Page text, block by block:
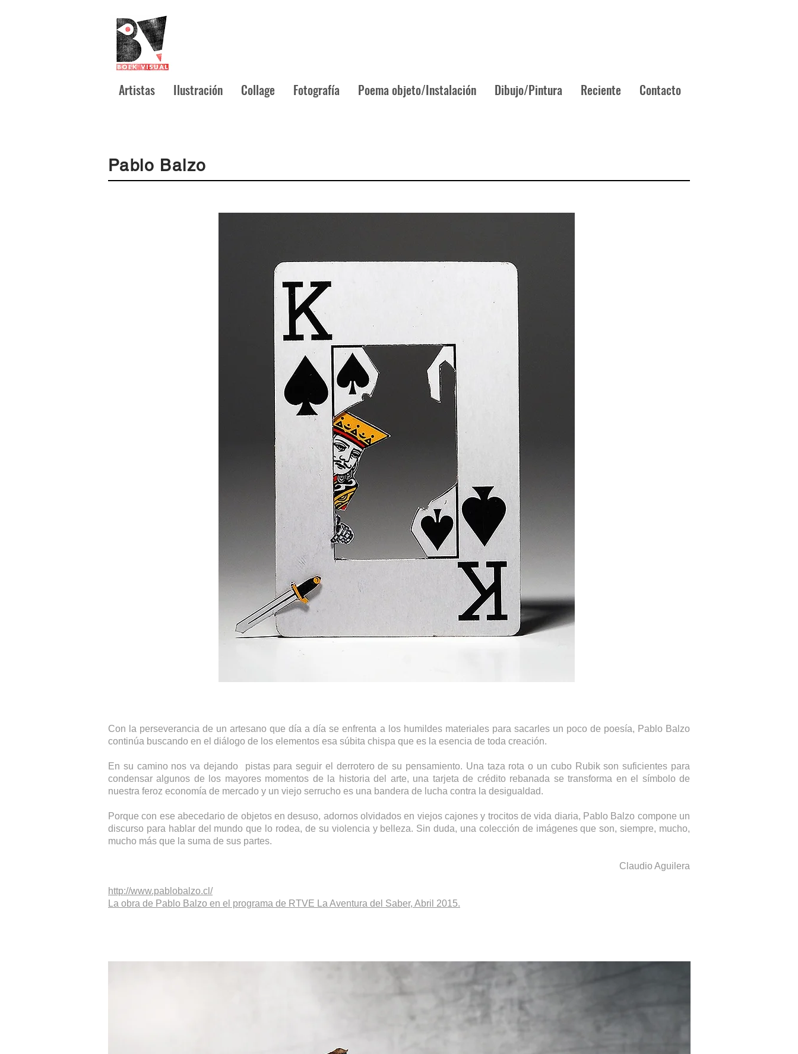
Artistas Ilustración Collage Fotografía Poema objeto/Instalación Dibujo/Pintura Reciente Contacto
Pablo Balzo
Con la perseverancia de un artesano que día a día se enfrenta a los humildes materiales para sacarles un poco de poesía, Pablo Balzo
continúa buscando en el diálogo de los elementos esa súbita chispa que es la esencia de toda creación.
En su camino nos va dejando pistas para seguir el derrotero de su pensamiento. Una taza rota o un cubo Rubik son suficientes para
condensar algunos de los mayores momentos de la historia del arte, una tarjeta de crédito rebanada se transforma en el símbolo de
nuestra feroz economía de mercado y un viejo serrucho es una bandera de lucha contra la desigualdad.
Porque con ese abecedario de objetos en desuso, adornos olvidados en viejos cajones y trocitos de vida diaria, Pablo Balzo compone un
discurso para hablar del mundo que lo rodea, de su violencia y belleza. Sin duda, una colección de imágenes que son, siempre, mucho,
mucho más que la suma de sus partes.
Claudio Aguilera
http://www.pablobalzo.cl/
La obra de Pablo Balzo en el programa de RTVE La Aventura del Saber, Abril 2015.